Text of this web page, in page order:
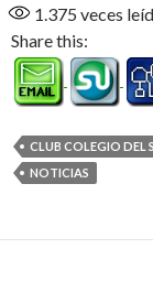
1.375 veces
Share this:
CLUB COLEGIO DEL
NOTICIAS